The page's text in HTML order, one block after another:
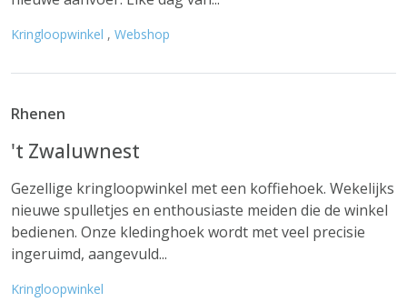
Kringloopwinkel , Webshop
Rhenen
't Zwaluwnest
Gezellige kringloopwinkel met een koffiehoek. Wekelijks
nieuwe spulletjes en enthousiaste meiden die de winkel
bedienen. Onze kledinghoek wordt met veel precisie
ingeruimd, aangevuld...
Kringloopwinkel